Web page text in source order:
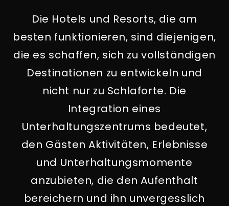
Die Hotels und Resorts, die am
besten funktionieren, sind diejenigen,
die es schaffen, sich zu vollständigen
Destinationen zu entwickeln und
nicht nur zu Schlaforte. Die
Integration eines
Unterhaltungszentrums bedeutet,
den Gästen Aktivitäten, Erlebnisse
und Unterhaltungsmomente
anzubieten, die den Aufenthalt
bereichern und ihn unvergesslich